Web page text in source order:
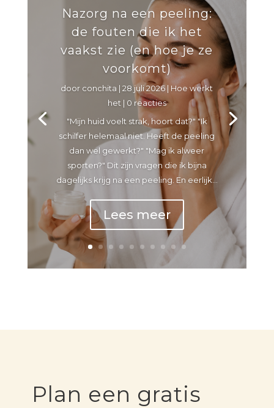
Nazorg na een peeling:
de fouten die ik het
vaakst zie (en hoe je ze
voorkomt)
door conchita |28 juli 2026 | Hoe werkt
het| 0 reacties
"Mijn huid voelt strak, hoort dat?" "Ik
schilfer helemaal niet. Heeft de peeling
dan wel gewerkt?" "Mag ik alweer
sporten?" Dit zijn vragen die ik bijna
dagelijks krijg na een peeling. En eerlijk...
Lees meer
Plan een gratis